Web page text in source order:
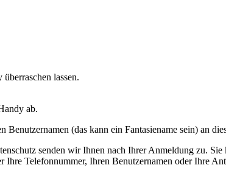
lassen.
ab.
(das kann ein Fantasiename sein) an
senden wir Ihnen nach Ihrer Anmeldung zu.
Telefonnummer, Ihren Benutzernamen oder Ihre